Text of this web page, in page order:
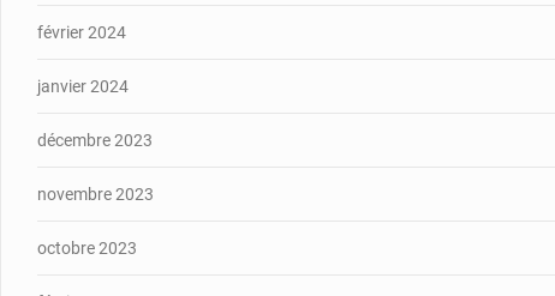
février 2024
janvier 2024
décembre 2023
novembre 2023
octobre 2023